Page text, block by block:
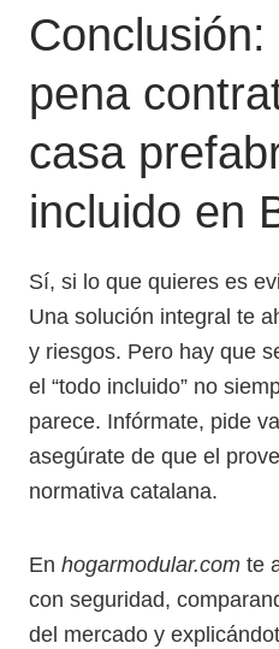
pena
casa
incluido en
Sí, si lo que quieres es
Una solución integral te
y riesgos. Pero hay que
el “todo incluido” no
parece. Infórmate, pide
asegúrate de que el
normativa catalana.
En hogarmodular.com te
con seguridad,
del mercado y